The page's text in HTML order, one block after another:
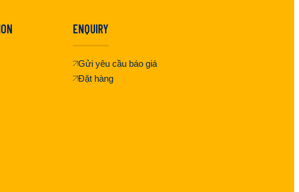
ENQUIRY
Gửi yêu cầu báo giá
Đặt hàng